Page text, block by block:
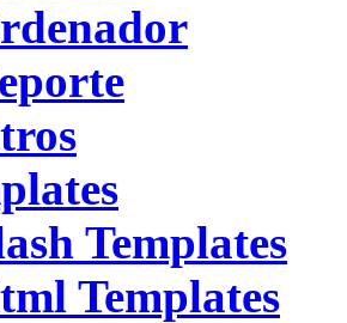
Templates
Templates